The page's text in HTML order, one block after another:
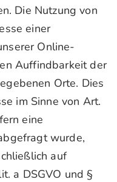
Die Nutzung von
einer
Online-
Auffindbarkeit der
Orte. Dies
im Sinne von Art.
eine
wurde,
auf
a DSGVO und §